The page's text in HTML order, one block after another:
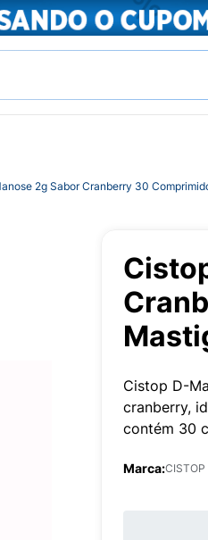
2g Sabor Cranberry 30
Cistop D-
cranberry,
contém 30
Marca:CISTOP